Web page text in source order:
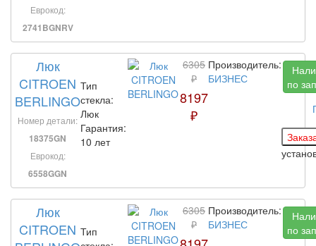
Еврокод:
2741BGNRV
Люк
CITROEN
BERLINGO
Номер детали:
18375GN
Еврокод:
6558GGN
Тип
стекла:
Люк
Гарантия:
10 лет
6305
₽
8197
₽
Производитель:
БИЗНЕС
по
Люк
CITROEN Тип
6305
₽
Производитель:
БИЗНЕС
по